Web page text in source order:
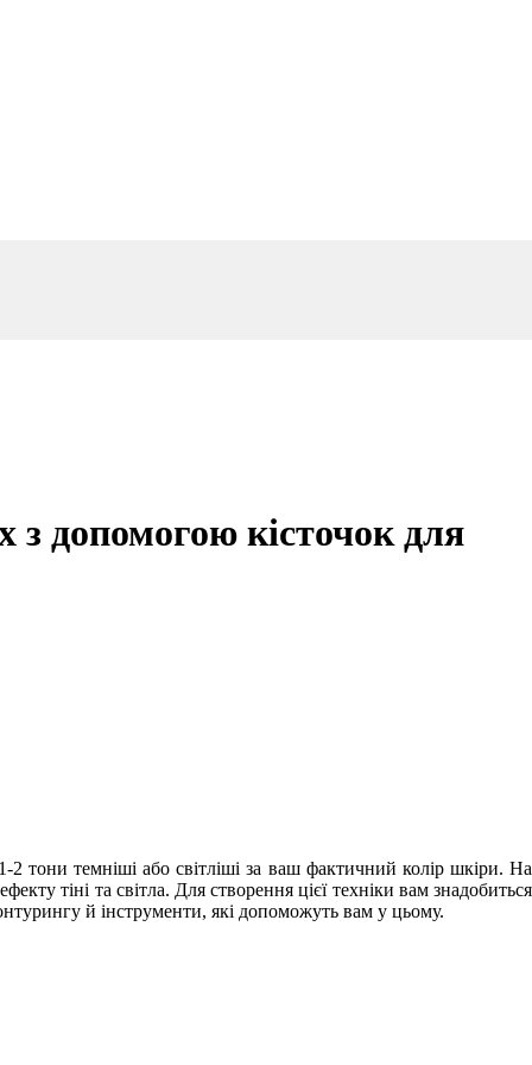
з допомогою кісточок для
тони темніші або світліші за ваш фактичний колір шкіри. На
тіні та світла. Для створення цієї техніки вам знадобиться
й інструменти, які допоможуть вам у цьому.